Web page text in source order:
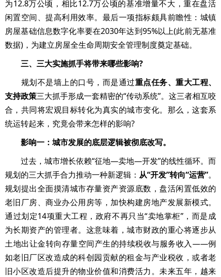
为12.8万公顷，相比12.7万公顷的基准增量不大，重在盘活
闲置空间、提高利用效率。最后一项指标颇具前瞻性：城镇
房屋基础信息数字化率要在2030年达到95%以上(此前无基准
数据)，为建立房屋全生命周期安全管理制度奠定基础。
三、三大实施抓手将带来哪些影响?
规划不是墙上的口号，而是通过重点任务、重大工程、
支持政策三大抓手形成一套精密的“传动系统”。这三者相互咬
合，共同将宏观目标转化为真实的城市变化。那么，这套系
统运转起来，究竟会带来怎样的影响?
影响一：城市发展的底层逻辑被彻底改写。
过去，城市增长依赖“征地—卖地—开发”的线性循环。而
规划的三大抓手合力推动一种新逻辑： 从“开发”转向“运营”。
规划提出全面摸清城市存量资产资源底数，盘活闲置低效的
老旧厂房、商业办公用房等，加快构建房地产发展新模式。
通过划定14项重大工程，政府不再只当“卖地掌柜”，而是成
为长期资产的管理者。这意味着，城市财政的重心将逐步从
土地出让金转向存量空间产生的持续税收与服务收入——例
如老旧厂区改造成的科创园贡献的租金与产业税收，或者老
旧小区改造后提升的物业价值和消费活力。未来五年，越来